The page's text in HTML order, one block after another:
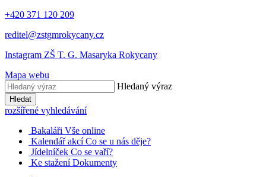
+420 371 120 209
reditel@zstgmrokycany.cz
Instagram ZŠ T. G. Masaryka Rokycany
Mapa webu
Hledaný výraz
Hledat
rozšířené vyhledávání
Bakaláři Vše online
Kalendář akcí Co se u nás děje?
Jídelníček Co se vaří?
Ke stažení Dokumenty